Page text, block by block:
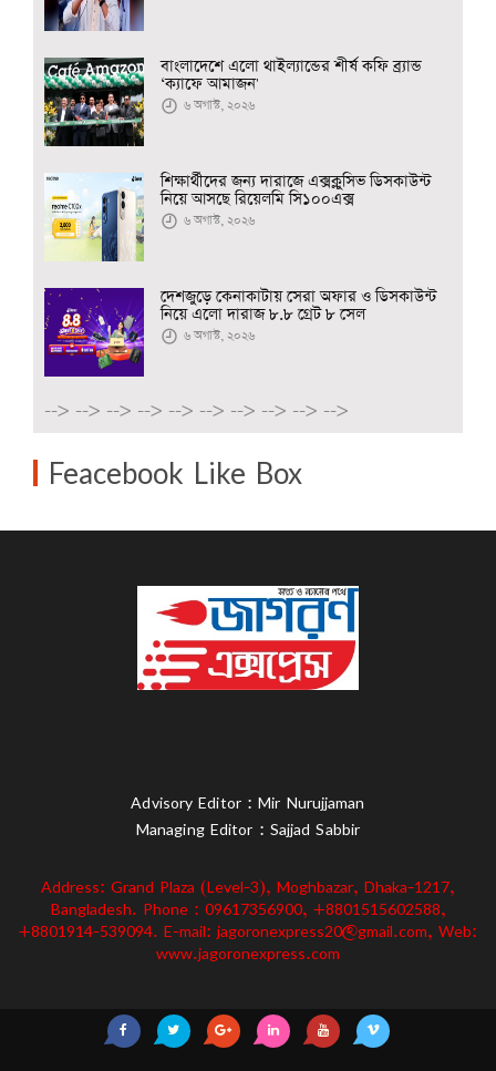
বাংলাদেশে এলো থাইল্যান্ডের শীর্ষ কফি ব্র্যান্ড
‘ক্যাফে আমাজন'
৬ অগাস্ট, ২০২৬
শিক্ষার্থীদের জন্য দারাজে এক্সক্লুসিভ ডিসকাউন্ট
নিয়ে আসছে রিয়েলমি সি১০০এক্স
৬ অগাস্ট, ২০২৬
দেশজুড়ে কেনাকাটায় সেরা অফার ও ডিসকাউন্ট
নিয়ে এলো দারাজ ৮.৮ গ্রেট ৮ সেল
৬ অগাস্ট, ২০২৬
--> --> --> --> --> --> --> --> --> -->
Feacebook Like Box
Advisory Editor : Mir Nurujjaman
Managing Editor : Sajjad Sabbir
Address: Grand Plaza (Level-3), Moghbazar, Dhaka-1217,
Bangladesh. Phone : 09617356900, +8801515602588,
+8801914-539094. E-mail: jagoronexpress20@gmail.com, Web:
www.jagoronexpress.com